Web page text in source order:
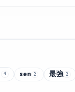
4 sen 2 最強 2